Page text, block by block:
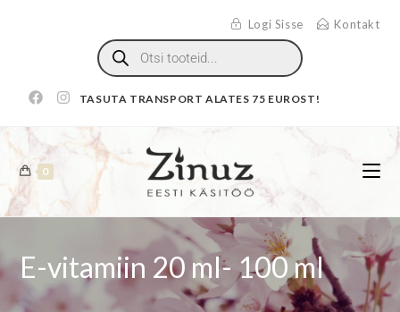
Logi Sisse Kontakt
TASUTA TRANSPORT ALATES 75 EUROST!
0
E-vitamiin 20 ml- 100 ml